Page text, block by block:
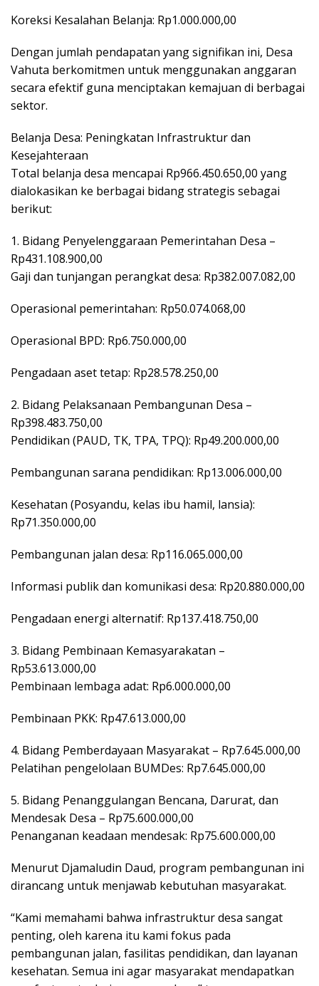
Koreksi Kesalahan Belanja: Rp1.000.000,00
Dengan jumlah pendapatan yang signifikan ini, Desa
Vahuta berkomitmen untuk menggunakan anggaran
secara efektif guna menciptakan kemajuan di berbagai
sektor.
Belanja Desa: Peningkatan Infrastruktur dan
Kesejahteraan
Total belanja desa mencapai Rp966.450.650,00 yang
dialokasikan ke berbagai bidang strategis sebagai
berikut:
1. Bidang Penyelenggaraan Pemerintahan Desa –
Rp431.108.900,00
Gaji dan tunjangan perangkat desa: Rp382.007.082,00
Operasional pemerintahan: Rp50.074.068,00
Operasional BPD: Rp6.750.000,00
Pengadaan aset tetap: Rp28.578.250,00
2. Bidang Pelaksanaan Pembangunan Desa –
Rp398.483.750,00
Pendidikan (PAUD, TK, TPA, TPQ): Rp49.200.000,00
Pembangunan sarana pendidikan: Rp13.006.000,00
Kesehatan (Posyandu, kelas ibu hamil, lansia):
Rp71.350.000,00
Pembangunan jalan desa: Rp116.065.000,00
Informasi publik dan komunikasi desa: Rp20.880.000,00
Pengadaan energi alternatif: Rp137.418.750,00
3. Bidang Pembinaan Kemasyarakatan –
Rp53.613.000,00
Pembinaan lembaga adat: Rp6.000.000,00
Pembinaan PKK: Rp47.613.000,00
4. Bidang Pemberdayaan Masyarakat – Rp7.645.000,00
Pelatihan pengelolaan BUMDes: Rp7.645.000,00
5. Bidang Penanggulangan Bencana, Darurat, dan
Mendesak Desa – Rp75.600.000,00
Penanganan keadaan mendesak: Rp75.600.000,00
Menurut Djamaludin Daud, program pembangunan ini
dirancang untuk menjawab kebutuhan masyarakat.
“Kami memahami bahwa infrastruktur desa sangat
penting, oleh karena itu kami fokus pada
pembangunan jalan, fasilitas pendidikan, dan layanan
kesehatan. Semua ini agar masyarakat mendapatkan